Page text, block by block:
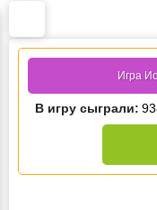
Игра
В игру сыграли: